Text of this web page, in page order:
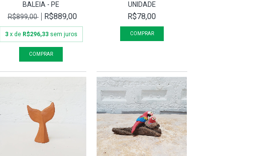
BALEIA - PE
R$899,00
R$889,00
3 x de R$296,33 sem juros
UNIDADE
R$78,00